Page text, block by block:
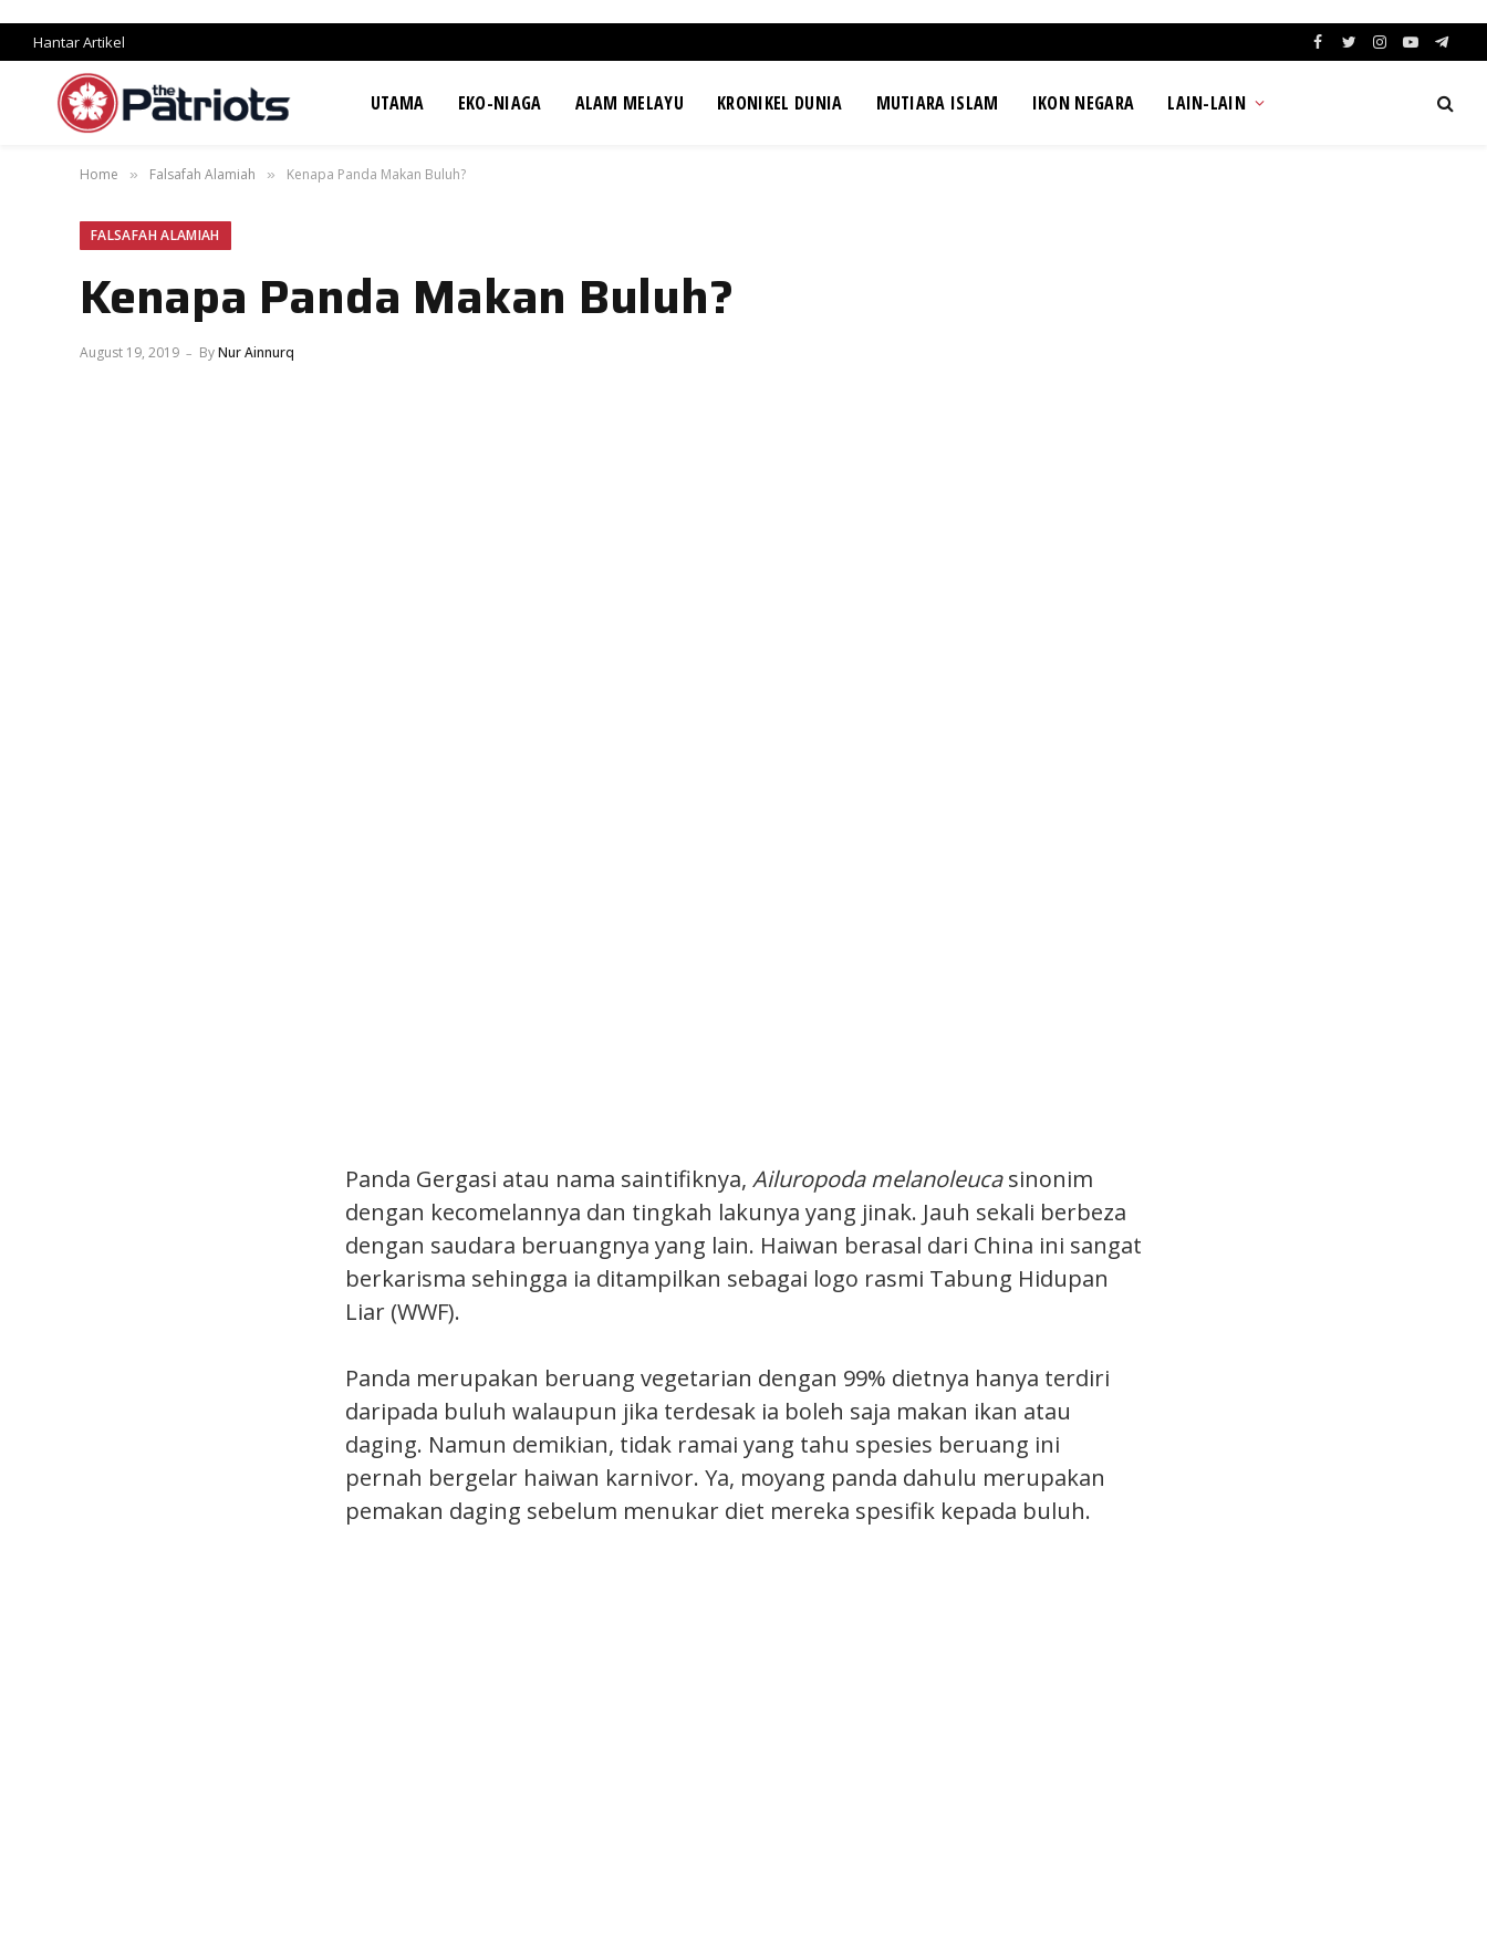
Hantar Artikel Facebook
TwitterInstagram
YouTube
UTAMA EKO-NIAGA ALAM MELAYU KRONIKEL DUNIA MUTIARA ISLAM IKON NEGARA LAIN-LAIN
Home » Falsafah Alamiah » Kenapa Panda Makan Buluh?
FALSAFAH ALAMIAH
Kenapa Panda Makan Buluh?
August 19, 2019 ByNur Ainnurq
Panda Gergasi atau nama saintifiknya, Ailuropoda melanoleucasinonim
dengan kecomelannya dan tingkah lakunya yang jinak. Jauh sekali berbeza
dengan saudara beruangnya yang lain. Haiwan berasal dari China ini sangat
berkarisma sehingga ia ditampilkan sebagai logo rasmi Tabung Hidupan
Liar (WWF).
Panda merupakan beruang vegetarian dengan 99% dietnya hanya terdiri
daripada buluh walaupun jika terdesak ia boleh saja makan ikan atau
daging. Namun demikian, tidak ramai yang tahu spesies beruang ini
pernah bergelar haiwan karnivor. Ya, moyang panda dahulu merupakan
pemakan daging sebelum menukar diet mereka spesifik kepada buluh.